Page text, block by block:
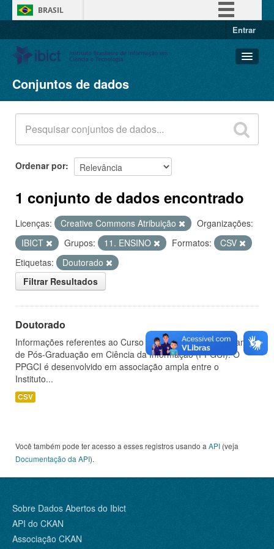
BRASIL
Entrar
Conjuntos de dados
Organizações
Grupos
Sobre
Conjuntos de dados
Ordenar por
1 conjunto de dados encontrado
Licenças: Creative Commons Atribuição
Organizações:
IBICT
Grupos: 11. ENSINO Formatos:
CSV
Etiquetas:
Doutorado
Filtrar Resultados
Doutorado
Informações referentes ao Curso de Doutorado do Programa
de Pós-Graduação em Ciência da Informação (PPGCI). O
PPGCI é desenvolvido em associação ampla entre o
Instituto...
CSV
Você também pode ter acesso a esses registros usando a API (veja
Documentação da API).
Sobre Dados Abertos do Ibict
API do CKAN
Associação CKAN